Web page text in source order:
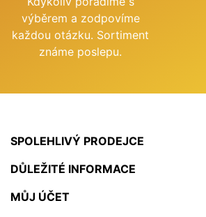
výběrem a zodpovíme
každou otázku. Sortiment
známe poslepu.
SPOLEHLIVÝ PRODEJCE
DŮLEŽITÉ INFORMACE
MŮJ ÚČET